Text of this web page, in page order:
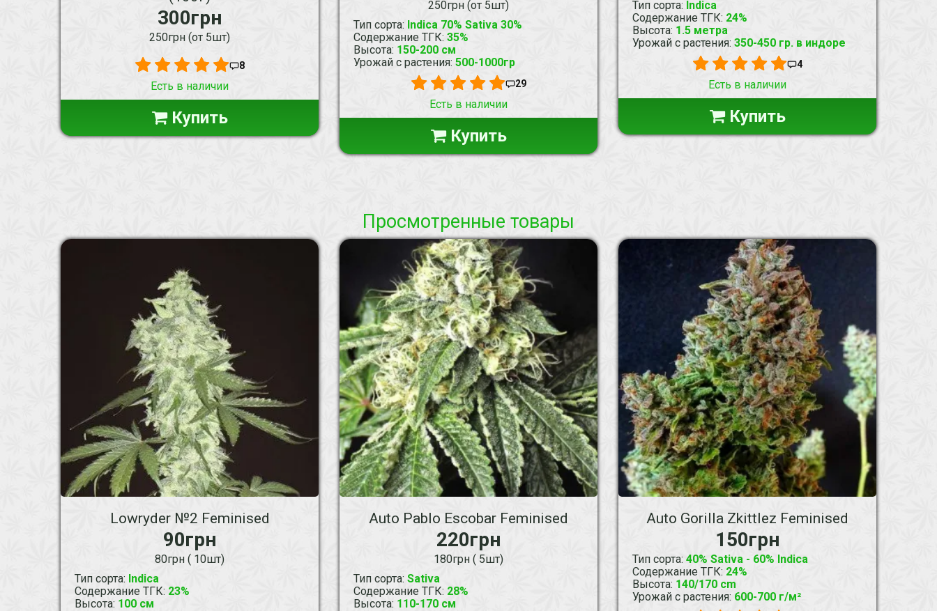
300грн
250грн (от 5шт)
8
Есть в наличии
Купить
250грн (от 5шт)
Тип сорта: Indica 70% Sativa 30%
Содержание ТГК: 35%
Высота: 150-200 см
Урожай с растения: 500-1000гр
29
Есть в наличии
Купить
Тип сорта: Indica
Содержание ТГК: 24%
Высота: 1.5 метра
Урожай с растения: 350-450 гр. в индоре
4
Есть в наличии
Купить
Просмотренные товары
Lowryder №2 Feminised
90грн
80грн ( 10шт)
Тип сорта: Indica
Содержание ТГК: 23%
Высота: 100 см
Auto Pablo Escobar Feminised
220грн
180грн ( 5шт)
Тип сорта: Sativa
Содержание ТГК: 28%
Высота: 110-170 см
Auto Gorilla Zkittlez Feminised
150грн
Тип сорта: 40% Sativa - 60% Indica
Содержание ТГК: 24%
Высота: 140/170 cm
Урожай с растения: 600-700 г/м²